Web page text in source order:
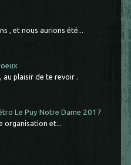
, et nous aurions été...
au plaisir de te revoir .
Le Puy Notre Dame 2017
organisation et...